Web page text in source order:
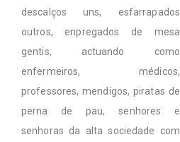
descalços uns, esfarrapados
outros, enpregados de mesa
gentis, actuando como
enfermeiros, médicos,
professores, mendigos, piratas de
perna de pau, senhores e
senhoras da alta sociedade com